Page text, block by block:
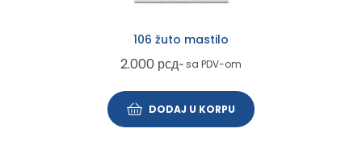
106 žuto mastilo
2.000 рсд~ sa PDV-om
DODAJ U KORPU